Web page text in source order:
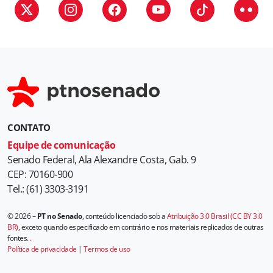
CONTATO
Equipe de comunicação
Senado Federal, Ala Alexandre Costa, Gab. 9
CEP: 70160-900
Tel.: (61) 3303-3191
© 2026 –PT no Senado, conteúdo licenciado sob aAtribuição 3.0 Brasil (CC BY 3.0
BR), exceto quando especificado em contrário e nos materiais replicados de outras
fontes..
Política de privacidade | Termos de uso